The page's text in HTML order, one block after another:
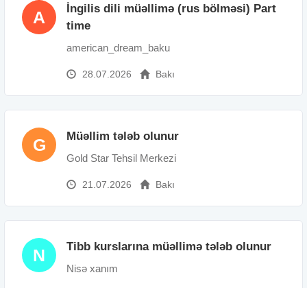
A
İngilis dili müəllimə (rus bölməsi) Part
time
american_dream_baku
28.07.2026 Bakı
G Müəllim tələb olunur
Gold Star Tehsil Merkezi
21.07.2026 Bakı
N Tibb kurslarına müəllimə tələb olunur
Nisə xanım